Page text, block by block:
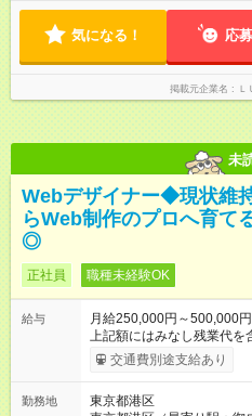
す！ 【試用期間】試用期間あり 試用期間の長さ：6ヶ月 ※ 雇用
形態と給与に、本採用時
中途採用（契約社員） 給
なし残業代を含みます。※
別途支給いたします ※研
気になる！ 応
掲載元企業名 Ｌ
未
Webデザイナー◆現状維
らWeb制作のプロへ育て
◎
正社員 職種未経験OK
給与
月給250,000円～500,000円
上記額にはみなし残業代を
ます。 みなし残業代
万円～＋業績賞与＋交通費
交通費別途支給あり
勤務地
東京都港区